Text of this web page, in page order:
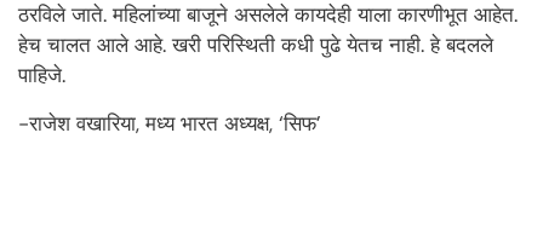
ठरविले जाते. महिलांच्या बाजूने असलेले कायदेही याला कारणीभूत आहेत.
हेच चालत आले आहे. खरी परिस्थिती कधी पुढे येतच नाही. हे बदलले
पाहिजे.
-राजेश वखारिया, मध्य भारत अध्यक्ष, ‘सिफ’